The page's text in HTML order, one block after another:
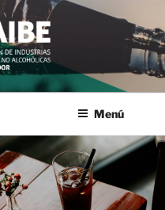
DE INDUSTRIAS DE BEBIDAS
Menú